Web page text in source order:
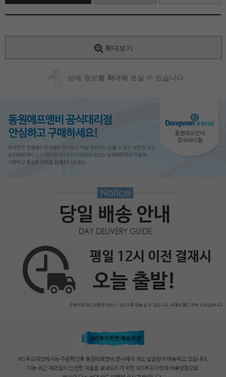
확대보기
상세 정보를 확대해 보실 수 있습니다